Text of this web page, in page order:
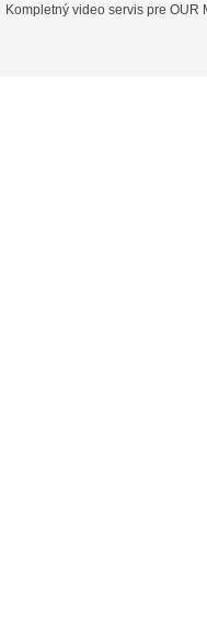
Kompletný video servis pre OUR